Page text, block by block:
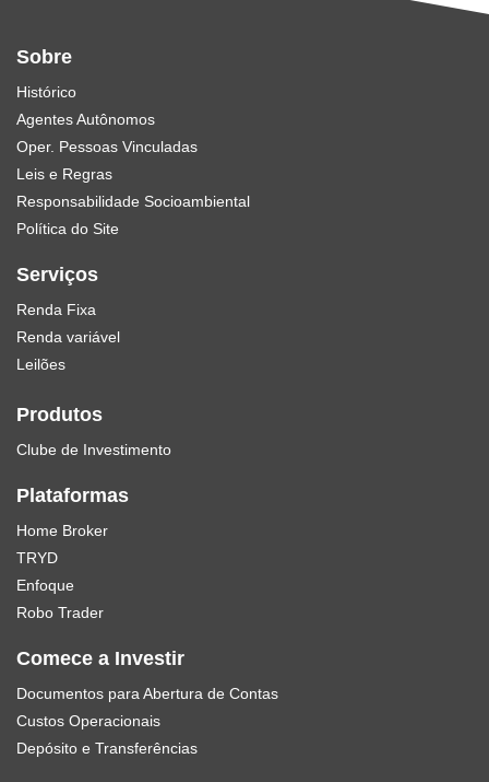
Sobre
Histórico
Agentes Autônomos
Oper. Pessoas Vinculadas
Leis e Regras
Responsabilidade Socioambiental
Política do Site
Serviços
Renda Fixa
Renda variável
Leilões
Produtos
Clube de Investimento
Plataformas
Home Broker
TRYD
Enfoque
Robo Trader
Comece a Investir
Documentos para Abertura de Contas
Custos Operacionais
Depósito e Transferências